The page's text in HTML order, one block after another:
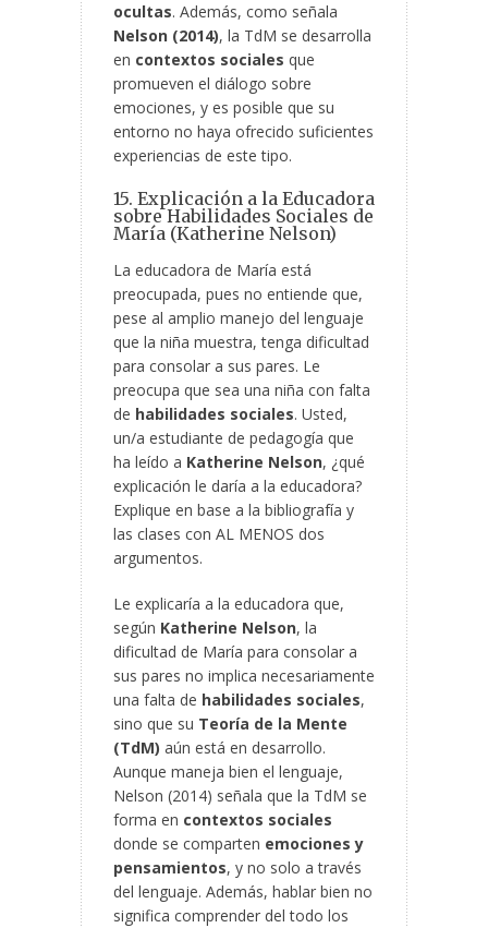
ocultas. Además, como señala
Nelson (2014), la TdM se desarrolla
en contextos sociales que
promueven el diálogo sobre
emociones, y es posible que su
entorno no haya ofrecido suficientes
experiencias de este tipo.
15. Explicación a la Educadora
sobre Habilidades Sociales de
María (Katherine Nelson)
La educadora de María está
preocupada, pues no entiende que,
pese al amplio manejo del lenguaje
que la niña muestra, tenga dificultad
para consolar a sus pares. Le
preocupa que sea una niña con falta
de habilidades sociales. Usted,
un/a estudiante de pedagogía que
ha leído a Katherine Nelson, ¿qué
explicación le daría a la educadora?
Explique en base a la bibliografía y
las clases con AL MENOS dos
argumentos.
Le explicaría a la educadora que,
según Katherine Nelson, la
dificultad de María para consolar a
sus pares no implica necesariamente
una falta de habilidades sociales,
sino que su Teoría de la Mente
(TdM) aún está en desarrollo.
Aunque maneja bien el lenguaje,
Nelson (2014) señala que la TdM se
forma en contextos sociales
donde se comparten emociones y
pensamientos, y no solo a través
del lenguaje. Además, hablar bien no
significa comprender del todo los